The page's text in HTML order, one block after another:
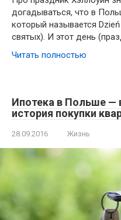
догадываться, что в
который называется
святых). И этот день
Читать полностью
Ипотека в Польше —
история покупки
28.09.2016 Жизнь